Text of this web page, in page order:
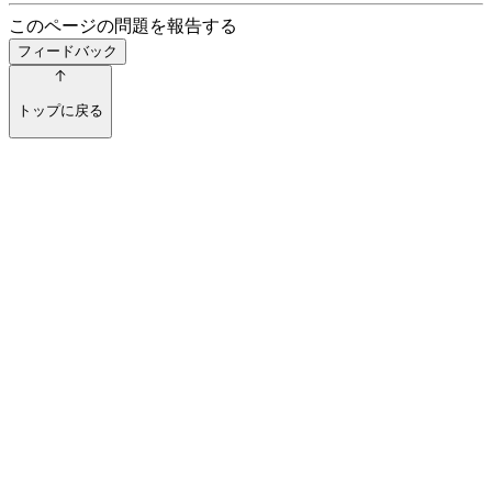
このページの問題を報告する
フィードバック
トップに戻る